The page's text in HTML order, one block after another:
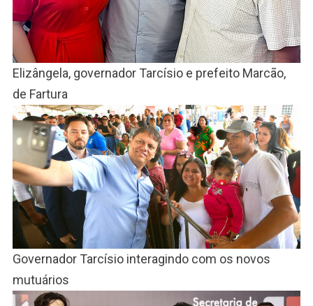
Elizângela, governador Tarcísio e prefeito Marcão,
de Fartura
Governador Tarcísio interagindo com os novos
mutuários